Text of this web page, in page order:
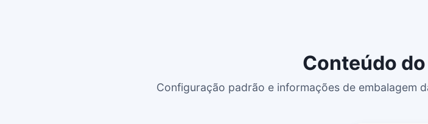
Conteúdo
Configuração padrão e informações de embalagem